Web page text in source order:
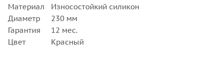
Материал
Износостойкий силикон
Диаметр
230 мм
Гарантия
12 мес.
Цвет
Красный